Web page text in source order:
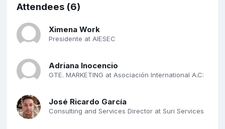
Attendees (6)
Ximena Work
Presidente at AIESEC
Adriana Inocencio
GTE. MARKETING at Asociación International A.C:
José Ricardo García
Consulting and Services Director at Suri Services